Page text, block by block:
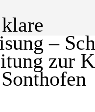
–
zur